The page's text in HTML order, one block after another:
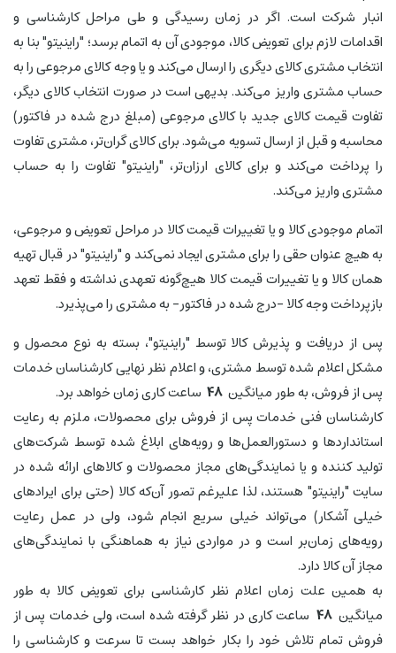
انبار شرکت است. اگر در زمان رسیدگی و طی مراحل کارشناسی و
اقدامات لازم برای تعویض کالا، موجودی آن به اتمام برسد؛ "راینیتو" بنا به
انتخاب مشتری کالای دیگری را ارسال می‌کند و یا وجه کالای مرجوعی را به
حساب مشتری واریز می‌کند. بدیهی است در صورت انتخاب کالای دیگر،
تفاوت قیمت کالای جدید با کالای مرجوعی (مبلغ درج شده در فاکتور)
محاسبه و قبل از ارسال تسویه می‌شود. برای کالای گران‌تر، مشتری تفاوت
را پرداخت می‌کند و برای کالای ارزان‌تر، "راینیتو" تفاوت را به حساب
مشتری واریز می‌کند.
اتمام موجودی کالا و یا تغییرات قیمت کالا در مراحل تعویض و مرجوعی،
به هیچ عنوان حقی را برای مشتری ایجاد نمی‌کند و "راینیتو" در قبال تهیه
همان کالا و یا تغییرات قیمت کالا هیچ‌گونه تعهدی نداشته و فقط تعهد
بازپرداخت وجه کالا -درج شده در فاکتور- به مشتری را می‌پذیرد.
پس از دریافت و پذیرش کالا توسط "راینیتو"، بسته به نوع محصول و
مشکل اعلام شده توسط مشتری، و اعلام نظر نهایی کارشناسان خدمات
پس از فروش، به طور میانگین 48 ساعت کاری زمان خواهد برد.
کارشناسان فنی خدمات پس از فروش برای محصولات، ملزم به رعایت
استانداردها و دستورالعمل‌ها و رویه‌های ابلاغ شده توسط شرکت‌های
تولید کننده و یا نمایندگی‌های مجاز محصولات و کالاهای ارائه شده در
سایت "راینیتو" هستند، لذا علیرغم تصور آن‌که کالا (حتی برای ایرادهای
خیلی آشکار) می‌تواند خیلی سریع انجام شود، ولی در عمل رعایت
رویه‌های زمان‌بر است و در مواردی نیاز به هماهنگی با نمایندگی‌های
مجاز آن کالا دارد.
به همین علت زمان اعلام نظر کارشناسی برای تعویض کالا به طور
میانگین 48 ساعت کاری در نظر گرفته شده است، ولی خدمات پس از
فروش تمام تلاش خود را بکار خواهد بست تا سرعت و کارشناسی را